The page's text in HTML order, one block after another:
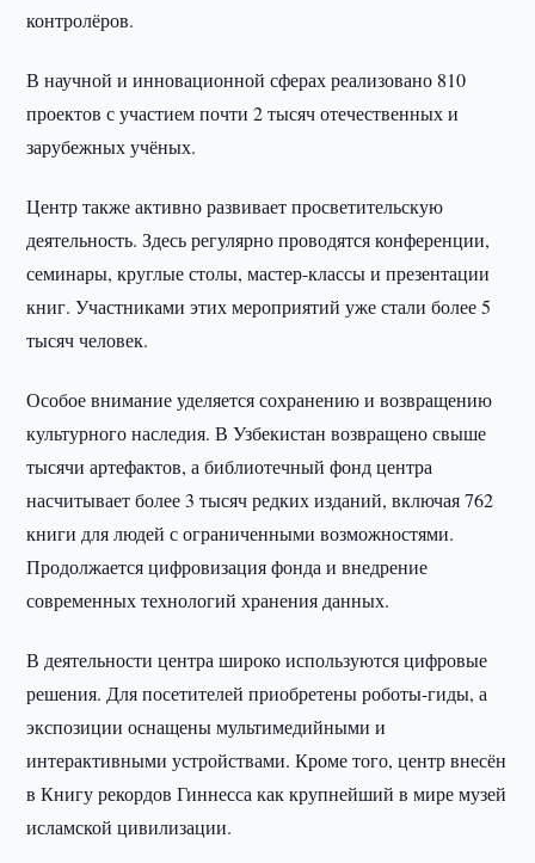
контролёров.
В научной и инновационной сферах реализовано 810
проектов с участием почти 2 тысяч отечественных и
зарубежных учёных.
Центр также активно развивает просветительскую
деятельность. Здесь регулярно проводятся конференции,
семинары, круглые столы, мастер-классы и презентации
книг. Участниками этих мероприятий уже стали более 5
тысяч человек.
Особое внимание уделяется сохранению и возвращению
культурного наследия. В Узбекистан возвращено свыше
тысячи артефактов, а библиотечный фонд центра
насчитывает более 3 тысяч редких изданий, включая 762
книги для людей с ограниченными возможностями.
Продолжается цифровизация фонда и внедрение
современных технологий хранения данных.
В деятельности центра широко используются цифровые
решения. Для посетителей приобретены роботы-гиды, а
экспозиции оснащены мультимедийными и
интерактивными устройствами. Кроме того, центр внесён
в Книгу рекордов Гиннесса как крупнейший в мире музей
исламской цивилизации.